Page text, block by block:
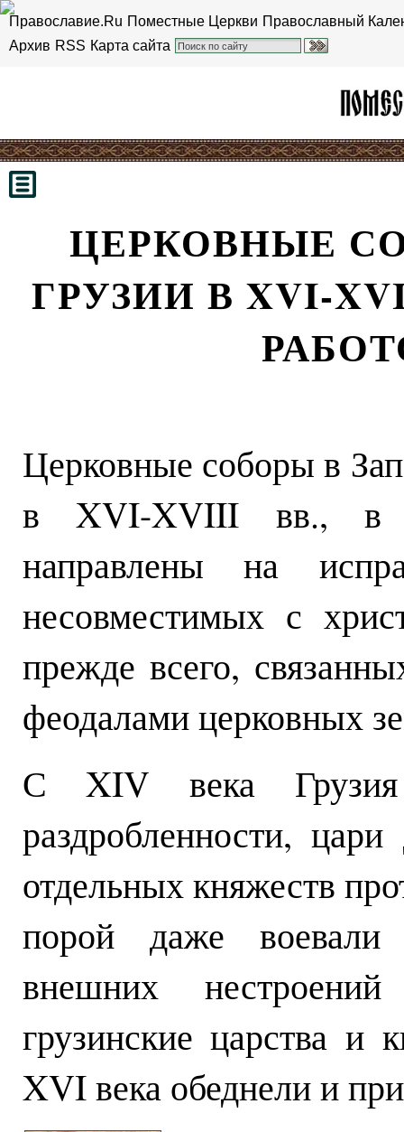
Православие.Ru Поместные Церкви Православный
Архив RSS Карта сайта
ЦЕРКОВНЫЕ
ГРУЗИИ В XVI-
Церковные соборы в
в XVI-XVIII вв., в
направлены на
несовместимых с
прежде всего,
феодалами церковных
С XIV века Грузия
раздробленности,
отдельных княжеств
порой даже
внешних
грузинские царства и
XVI века обеднели и